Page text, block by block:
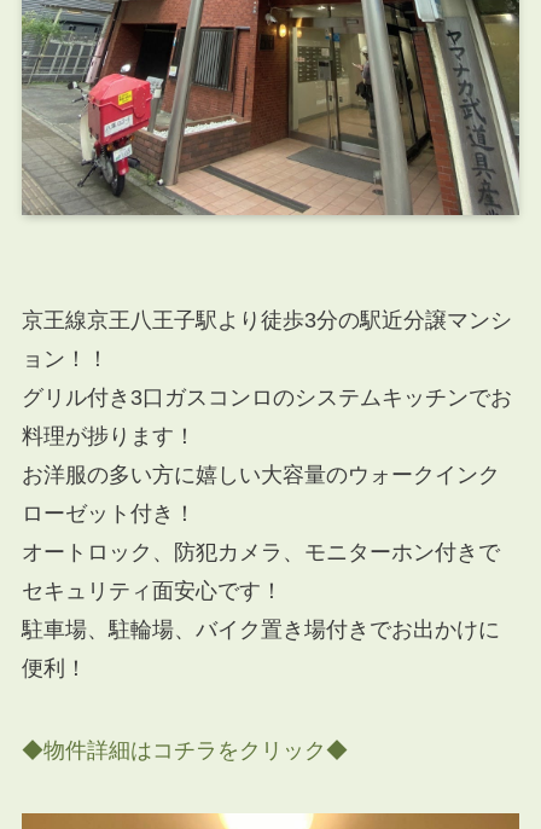
京王線京王八王子駅より徒歩3分の駅近分譲マンシ
ョン！！
グリル付き3口ガスコンロのシステムキッチンでお
料理が捗ります！
お洋服の多い方に嬉しい大容量のウォークインク
ローゼット付き！
オートロック、防犯カメラ、モニターホン付きで
セキュリティ面安心です！
駐車場、駐輪場、バイク置き場付きでお出かけに
便利！
◆物件詳細はコチラをクリック◆